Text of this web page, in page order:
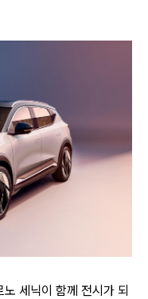
세닉이 함께 전시가 되